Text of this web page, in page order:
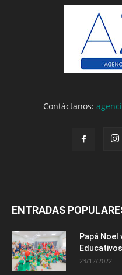
Contáctanos:
ENTRADAS
Papá
23/12/2022